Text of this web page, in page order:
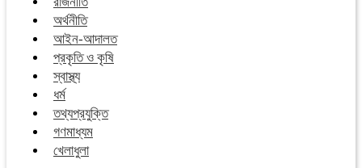
অর্থনীতি
আইন-আদালত
প্রকৃতি ও কৃষি
স্বাস্থ্য
ধর্ম
তথ্যপ্রযুক্তি
গণমাধ্যম
খেলাধুলা